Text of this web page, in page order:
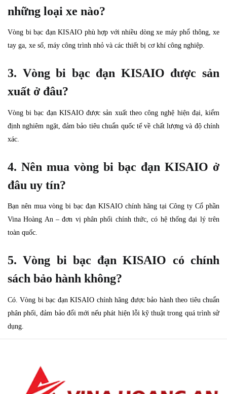
những loại xe nào?
Vòng bi bạc đạn KISAIO phù hợp với nhiều dòng xe máy phổ thông, xe
tay ga, xe số, máy công trình nhỏ và các thiết bị cơ khí công nghiệp.
3. Vòng bi bạc đạn KISAIO được sản
xuất ở đâu?
Vòng bi bạc đạn KISAIO được sản xuất theo công nghệ hiện đại, kiểm
định nghiêm ngặt, đảm bảo tiêu chuẩn quốc tế về chất lượng và độ chính
xác.
4. Nên mua vòng bi bạc đạn KISAIO ở
đâu uy tín?
Bạn nên mua vòng bi bạc đạn KISAIO chính hãng tại Công ty Cổ phần
Vina Hoàng An – đơn vị phân phối chính thức, có hệ thống đại lý trên
toàn quốc.
5. Vòng bi bạc đạn KISAIO có chính
sách bảo hành không?
Có. Vòng bi bạc đạn KISAIO chính hãng được bảo hành theo tiêu chuẩn
phân phối, đảm bảo đổi mới nếu phát hiện lỗi kỹ thuật trong quá trình sử
dụng.